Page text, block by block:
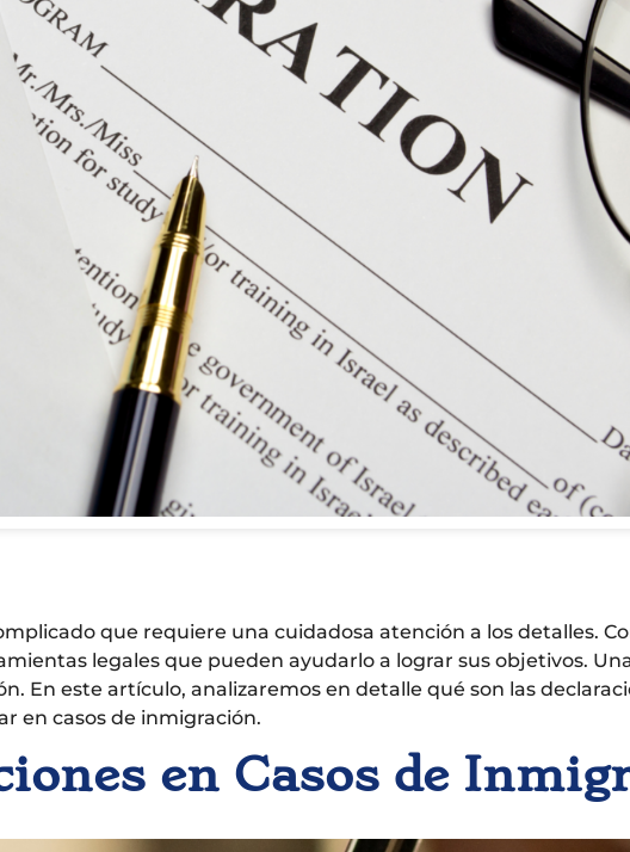
que requiere una cuidadosa atención a los detalles.
legales que pueden ayudarlo a lograr sus objetivos.
En este artículo, analizaremos en detalle qué son las
en casos de inmigración.
en Casos de